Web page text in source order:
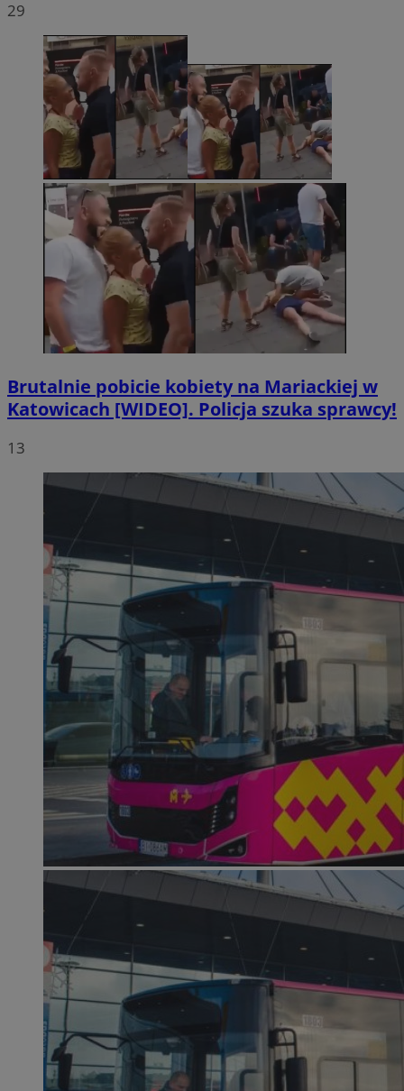
29
Brutalnie pobicie kobiety na Mariackiej w
Katowicach [WIDEO]. Policja szuka sprawcy!
13